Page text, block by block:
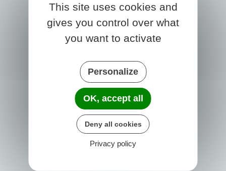
PRIGONRIEUX
1 Place du Groupe Loiseau
24130 Prigonrieux
This site uses cookies and
gives you control over what
you want to activate
Personalize
OK, accept all
Deny all cookies
Privacy policy